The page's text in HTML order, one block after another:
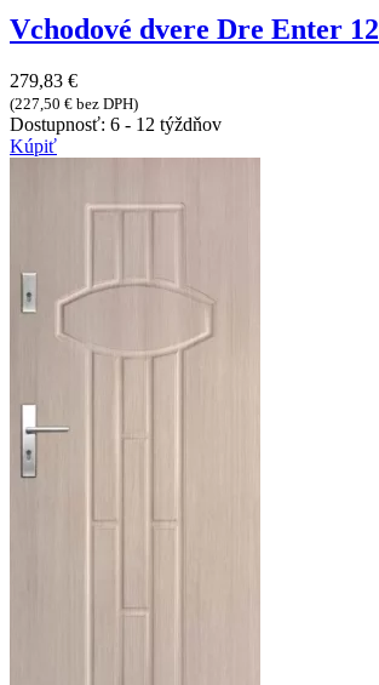
Vchodové dvere Dre Enter 12
279,83 €
(227,50 € bez DPH)
Dostupnosť: 6 - 12 týždňov
Kúpiť